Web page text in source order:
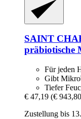
SAINT
präbiotische
Für jeden
Gibt
Tiefer
€ 47,19 (€
Zustellung bis